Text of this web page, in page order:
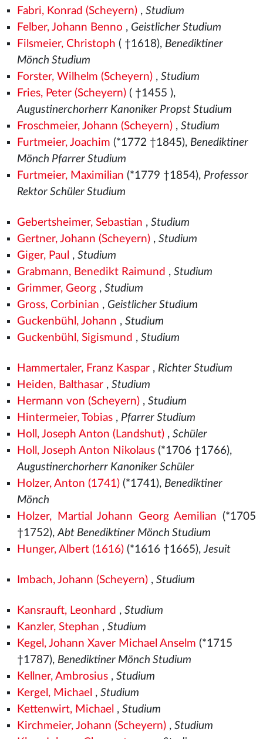
Fabri, Konrad (Scheyern), Studium
Felber, Johann Benno , Geistlicher Studium
Filsmeier, Christoph ( †1618), Benediktiner
Mönch Studium
Forster, Wilhelm (Scheyern), Studium
Fries, Peter (Scheyern)( †1455 ),
Augustinerchorherr Kanoniker Propst Studium
Froschmeier, Johann (Scheyern), Studium
Furtmeier, Joachim (*1772 †1845), Benediktiner
Mönch Pfarrer Studium
Furtmeier, Maximilian (*1779 †1854), Professor
Rektor Schüler Studium
Gebertsheimer, Sebastian , Studium
Gertner, Johann (Scheyern), Studium
Giger, Paul , Studium
Grabmann, Benedikt Raimund , Studium
Grimmer, Georg, Studium
Gross, Corbinian , Geistlicher Studium
Guckenbühl, Johann , Studium
Guckenbühl, Sigismund , Studium
Hammertaler, Franz Kaspar, Richter Studium
Heiden, Balthasar, Studium
Hermann von (Scheyern), Studium
Hintermeier, Tobias, Pfarrer Studium
Holl, Joseph Anton (Landshut), Schüler
Holl, Joseph Anton Nikolaus(*1706 †1766),
Augustinerchorherr Kanoniker Schüler
Holzer, Anton (1741)(*1741), Benediktiner
Mönch
Holzer, Martial Johann Georg Aemilian (*1705
†1752),Abt Benediktiner Mönch Studium
Hunger, Albert (1616)(*1616 †1665),Jesuit
Imbach, Johann (Scheyern), Studium
Kansrauft, Leonhard , Studium
Kanzler, Stephan , Studium
Kegel, Johann Xaver Michael Anselm (*1715
†1787), Benediktiner Mönch Studium
Kellner, Ambrosius, Studium
Kergel, Michael , Studium
Kettenwirt, Michael , Studium
Kirchmeier, Johann (Scheyern), Studium